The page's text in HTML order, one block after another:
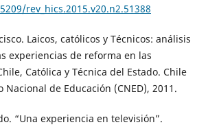
rev_hics.2015.v20.n2.51388
Laicos, católicos y Técnicos: análisis
experiencias de reforma en las
Católica y Técnica del Estado. Chile
Nacional de Educación (CNED), 2011.
“Una experiencia en televisión”.